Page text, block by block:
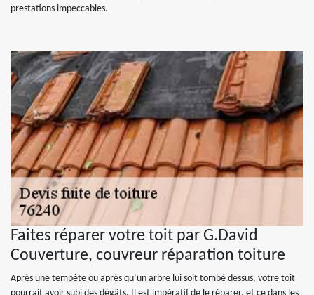
prestations impeccables.
Faites réparer votre toit par G.David
Couverture, couvreur réparation toiture
Après une tempête ou après qu’un arbre lui soit tombé dessus, votre toit